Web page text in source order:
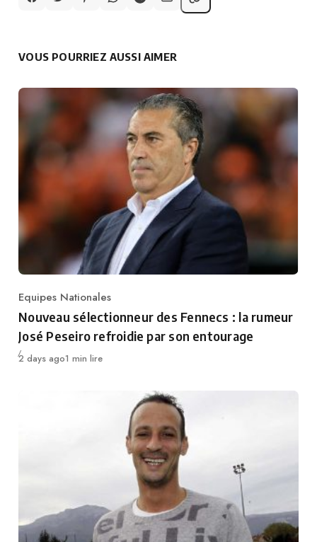
VOUS POURRIEZ AUSSI AIMER
Category
Equipes Nationales
Nouveau sélectionneur des Fennecs : la rumeur
José Peseiro refroidie par son entourage
Publié
2 days ago1 min lire